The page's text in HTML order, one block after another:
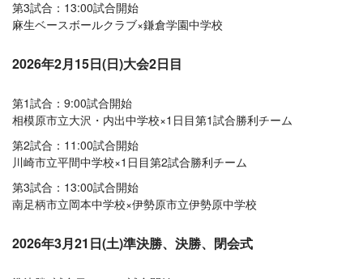
第3試合：13:00試合開始
麻生ベースボールクラブ×鎌倉学園中学校
2026年2月15日(日)大会2日目
第1試合：9:00試合開始
相模原市立大沢・内出中学校×1日目第1試合勝利チーム
第2試合：11:00試合開始
川崎市立平間中学校×1日目第2試合勝利チーム
第3試合：13:00試合開始
南足柄市立岡本中学校×伊勢原市立伊勢原中学校
2026年3月21日(土)準決勝、決勝、閉会式